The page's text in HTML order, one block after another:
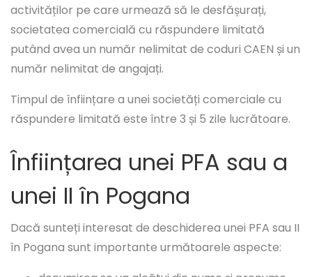
activităților pe care urmează să le desfășurați,
societatea comercială cu răspundere limitată
putând avea un număr nelimitat de coduri CAEN și un
număr nelimitat de angajați.
Timpul de înființare a unei societăți comerciale cu
răspundere limitată este între 3 și 5 zile lucrătoare.
Înființarea unei PFA sau a
unei II în Pogana
Dacă sunteți interesat de deschiderea unei PFA sau II
în Pogana sunt importante următoarele aspecte: